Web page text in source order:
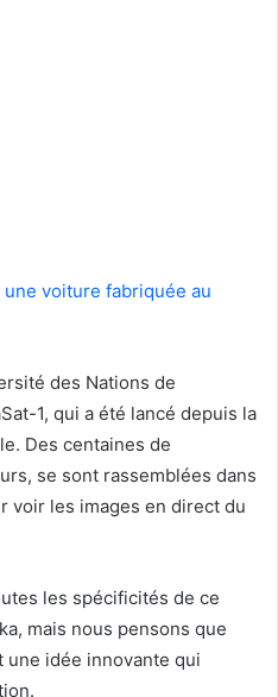
une voiture fabriquée au
des Nations de
1, qui a été lancé depuis la
Des centaines de
se sont rassemblées dans
voir les images en direct du
les spécificités de ce
mais nous pensons que
une idée innovante qui